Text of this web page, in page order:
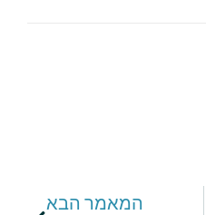
המאמר הבא